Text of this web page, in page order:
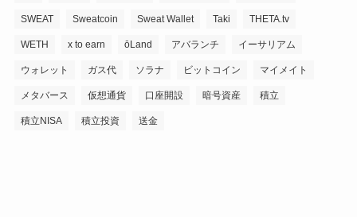
SWEAT Sweatcoin Sweat Wallet Taki THETA.tv
WETH x to earn ōLand アバランチ イーサリアム
ウォレット ガス代 ソラナ ビットコイン マイメイト
メタバース 仮想通貨 口座開設 暗号資産 積立
積立NISA 積立投資 送金